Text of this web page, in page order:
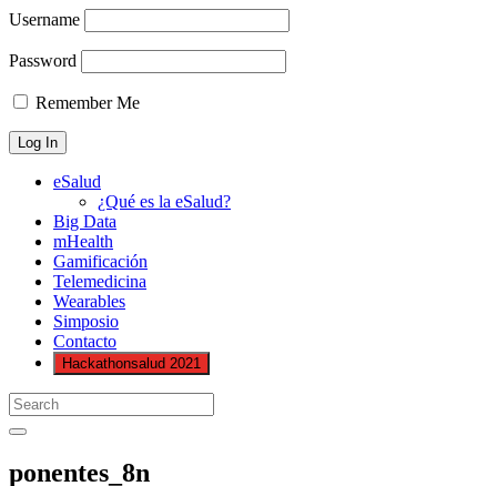
Username
Password
Remember Me
eSalud
¿Qué es la eSalud?
Big Data
mHealth
Gamificación
Telemedicina
Wearables
Simposio
Contacto
Hackathonsalud 2021
ponentes_8n